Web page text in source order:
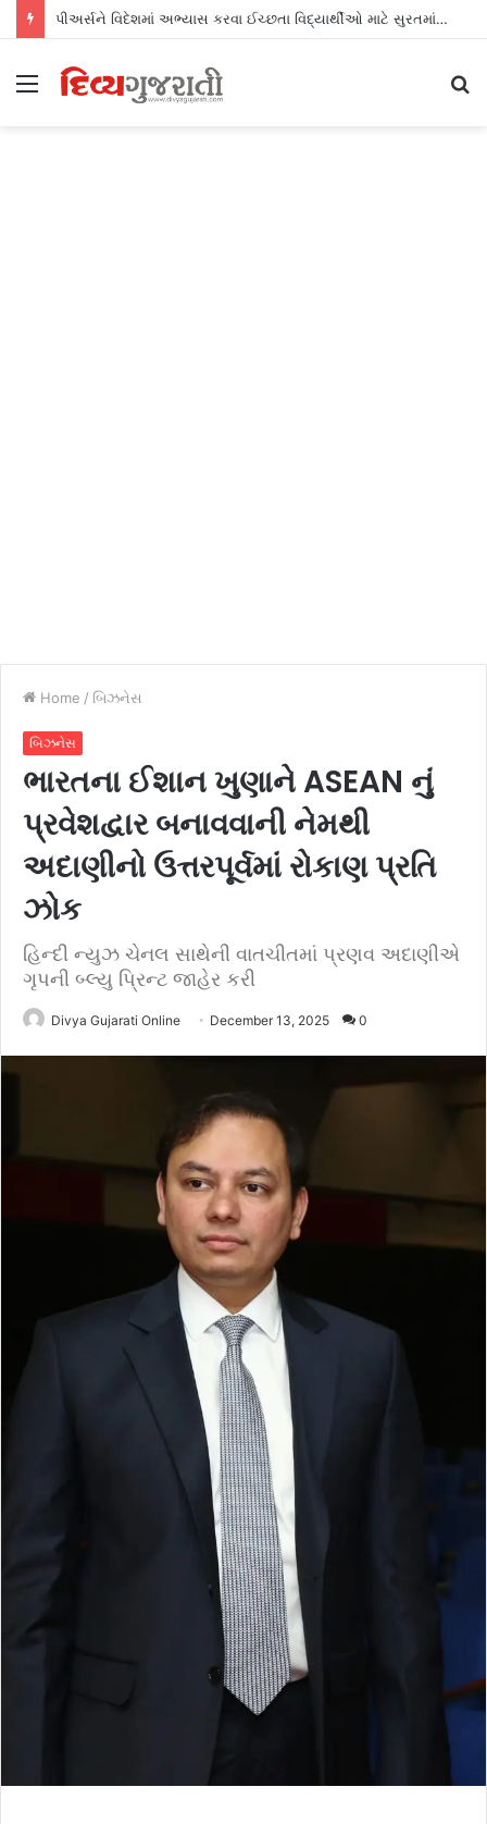
પીઅર્સને વિદેશમાં અભ્યાસ કરવા ઈચ્છતા વિદ્યાર્થીઓ માટે સુરતમાં પીટીઈ પાર્ટનર મીટનું આયોજન કર્યું
Menu
Home / બિઝનેસ
બિઝનેસ
ભારતના ઈશાન ખુણાને ASEAN નું
પ્રવેશદ્વાર બનાવવાની નેમથી
અદાણીનો ઉત્તરપૂર્વમાં રોકાણ પ્રતિ
ઝોક
હિન્દી ન્યુઝ ચેનલ સાથેની વાતચીતમાં પ્રણવ અદાણીએ
ગૃપની બ્લ્યુ પ્રિન્ટ જાહેર કરી
Divya Gujarati Online December 13, 2025 0